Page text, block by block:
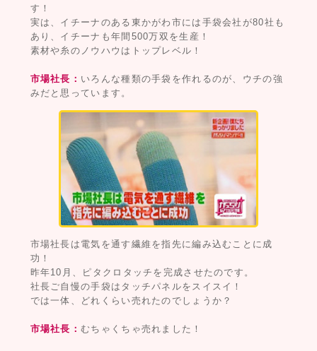
す！
実は、イチーナのある東かがわ市には手袋会社が80社も
あり、イチーナも年間500万双を生産！
素材や糸のノウハウはトップレベル！
市場社長： いろんな種類の手袋を作れるのが、ウチの強
みだと思っています。
市場社長は電気を通す繊維を指先に編み込むことに成
功！
昨年10月、ピタクロタッチを完成させたのです。
社長ご自慢の手袋はタッチパネルをスイスイ！
では一体、どれくらい売れたのでしょうか？
市場社長：むちゃくちゃ売れました！